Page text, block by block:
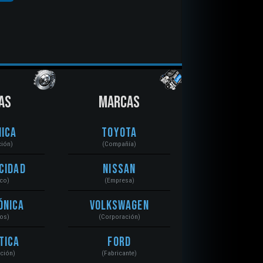
MARCAS
Toyota
(Compañía)
Nissan
(Empresa)
Volkswagen
(Corporación)
Ford
(Fabricante)